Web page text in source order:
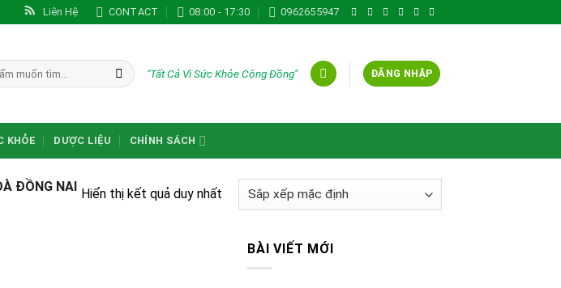
Liên Hệ CONTACT 08:00 - 17:30 0962655947
"Tất Cả Vì Sức Khỏe Cộng Đồng" ĐĂNG NHẬP
KHỎE DƯỢC LIỆU CHÍNH SÁCH
ĐỒNG NAI Hiển thị kết quả duy nhất
BÀI VIẾT MỚI